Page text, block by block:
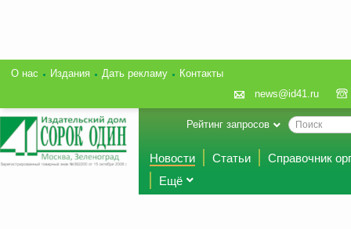
О нас Издания Дать рекламу
Контакты
news@id41.ru
Рейтинг запросов
Новости Статьи
Справочник
Ещё